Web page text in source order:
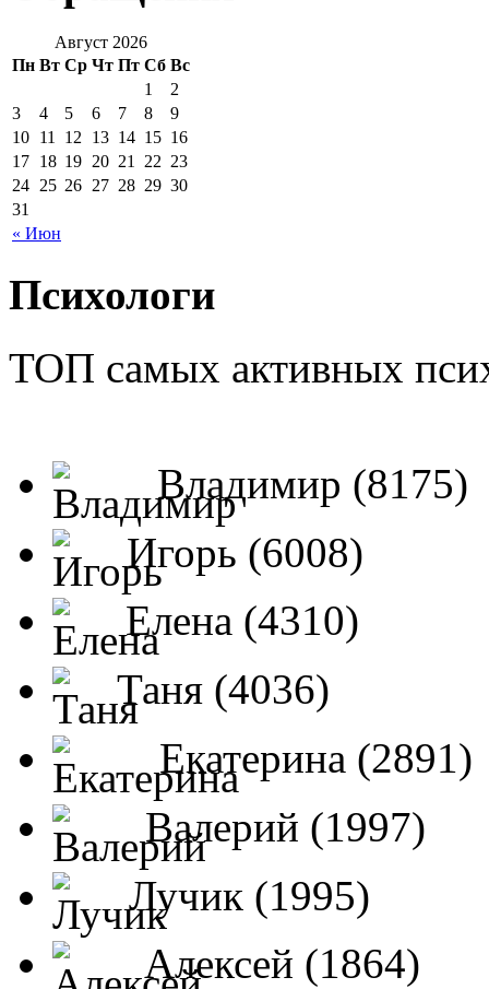
Август 2026
Пн Вт Ср Чт Пт Сб Вс
« Июн
1
2
3
4 5 6 7 8
9
10 11 12 13 14 15 16
17 18 19 20 21 22 23
24 25 26 27 28 29 30
31
Психологи
ТОП самых активных
Владимир (8175)
Игорь (6008)
Елена (4310)
Таня (4036)
Екатерина (2891)
Валерий (1997)
Лучик (1995)
Алексей (1864)